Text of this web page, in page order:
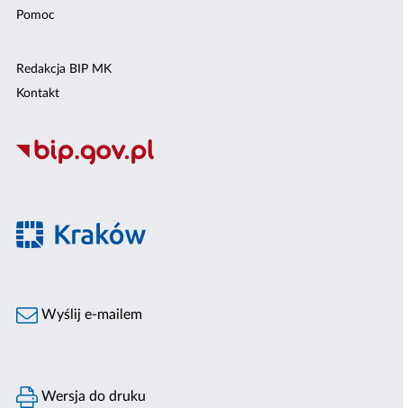
Pomoc
Redakcja BIP MK
Kontakt
Wyślij e-mailem
Wersja do druku